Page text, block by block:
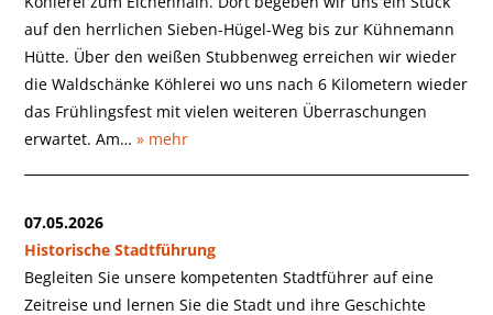
auf den herrlichen Sieben-Hügel-Weg bis zur Kühnemann
Hütte. Über den weißen Stubbenweg erreichen wir wieder
die Waldschänke Köhlerei wo uns nach 6 Kilometern wieder
das Frühlingsfest mit vielen weiteren Überraschungen
erwartet. Am…» mehr
07.05.2026
Historische Stadtführung
Begleiten Sie unsere kompetenten Stadtführer auf eine
Zeitreise und lernen Sie die Stadt und ihre Geschichte